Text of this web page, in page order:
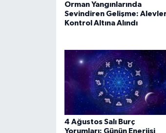
Orman Yangınlarında
Sevindiren Gelişme:
Kontrol Altına Alındı
4 Ağustos Salı Burç
Yorumları: Günün Enerjisi